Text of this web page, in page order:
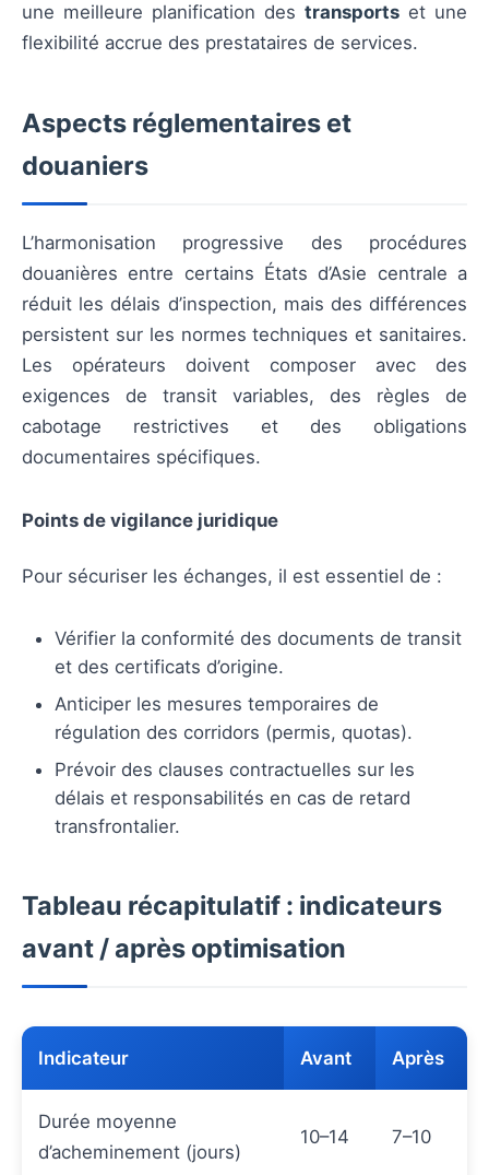
une meilleure planification des transports et une
flexibilité accrue des prestataires de services.
Aspects réglementaires et
douaniers
L’harmonisation progressive des procédures
douanières entre certains États d’Asie centrale a
réduit les délais d’inspection, mais des différences
persistent sur les normes techniques et sanitaires.
Les opérateurs doivent composer avec des
exigences de transit variables, des règles de
cabotage restrictives et des obligations
documentaires spécifiques.
Points de vigilance juridique
Pour sécuriser les échanges, il est essentiel de :
Vérifier la conformité des documents de transit
et des certificats d’origine.
Anticiper les mesures temporaires de
régulation des corridors (permis, quotas).
Prévoir des clauses contractuelles sur les
délais et responsabilités en cas de retard
transfrontalier.
Tableau récapitulatif : indicateurs
avant / après optimisation
Indicateur Avant Après
Durée moyenne
d’acheminement (jours)
10–14 7–10